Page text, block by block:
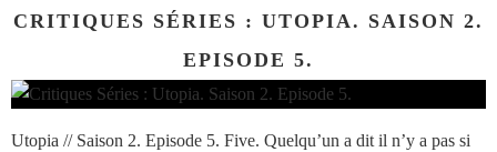
CRITIQUES SÉRIES : UTOPIA. SAISON 2.
EPISODE 5.
Utopia // Saison 2. Episode 5. Five. Quelqu’un a dit il n’y a pas si